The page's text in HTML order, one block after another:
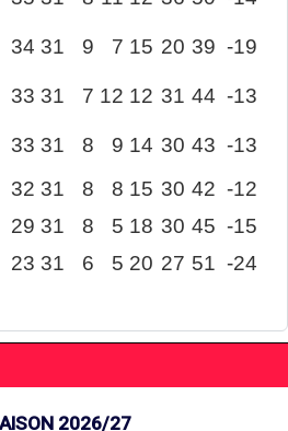
34 31 9 7 15 20 39 -19
33 31 7 12 12 31 44 -13
33 31 8 9 14 30 43 -13
32 31 8 8 15 30 42 -12
29 31 8 5 18 30 45 -15
23 31 6 5 20 27 51 -24
2026/27